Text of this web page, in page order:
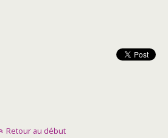
Retour au début